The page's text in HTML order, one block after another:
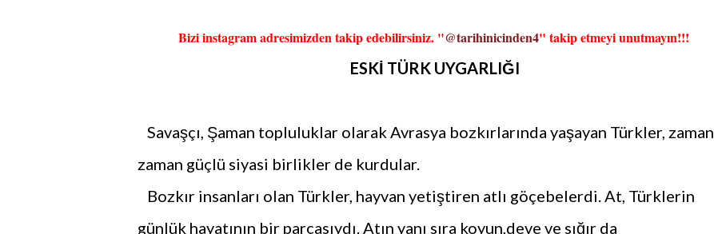
Bizi instagram adresimizden takip edebilirsiniz. "@tarihinicinden4" takip etmeyi unutmayın!!!
ESKİ TÜRK UYGARLIĞI
Savaşçı, Şaman topluluklar olarak Avrasya bozkırlarında yaşayan Türkler, zaman
zaman güçlü siyasi birlikler de kurdular.
Bozkır insanları olan Türkler, hayvan yetiştiren atlı göçebelerdi. At, Türklerin
günlük hayatının bir parçasıydı. Atın yanı sıra koyun,deve ve sığır da